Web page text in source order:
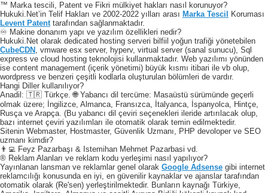
™ Marka tescili, Patent ve Fikri mülkiyet hakları nasıl korunuyor?
Hukuki.Net’in Telif Hakları ve 2002-2022 yılları arası Marka Tescil
Koruması
Levent Patenttarafından sağlanmaktadır.
♾️ Makine donanım yapı ve yazılım özellikleri nedir?
Hukuki.Net olarak dedicated hosting serveri bilfiil yoğun trafiği yönetebilen
CubeCDN , vmware esx server, hyperv, virtual server (sanal sunucu), Sql
express ve cloud hosting teknolojisi kullanmaktadır. Web yazılımı yönünden
ise content management (içerik yönetimi) büyük kısmı itibari ile vb olup,
wordpress ve benzeri çeşitli kodlarla oluşturulan bölümleri de vardır.
Hangi Diller kullanılıyor?
Anadil: 🇹🇷 Türkçe. 🌐 Yabancı dil tercüme: Masaüstü sürümünde geçerli
olmak üzere; İngilizce, Almanca, Fransızca, İtalyanca, İspanyolca, Hintçe,
Rusça ve Arapça. (Bu yabancı dil çeviri seçenekleri ileride artırılacak olup,
bazı internet çeviri yazılımları ile otomatik olarak temin edilmektedir.
Sitenin Webmaster, Hostmaster, Güvenlik Uzmanı, PHP devoloper ve SEO
uzmanı kimdir?
👨‍💻 Feyz Pazarbaşı & Istemihan Mehmet Pazarbasi vd.
® Reklam Alanları ve reklam kodu yerleşimi nasıl yapılıyor?
Yayınlanan lansman ve reklamlar genel olarak Google Adsense gibi internet
reklamcılığı konusunda en iyi, en güvenilir kaynaklar ve ajanslar tarafından
otomatik olarak (Re'sen) yerleştirilmektedir. Bunların kaynağı Türkiye,